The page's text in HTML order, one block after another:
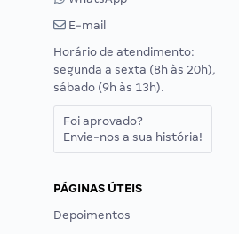
E-mail
Horário de atendimento:
segunda a sexta (8h às 20h),
sábado (9h às 13h).
Foi aprovado?
Envie-nos a sua história!
PÁGINAS ÚTEIS
Depoimentos